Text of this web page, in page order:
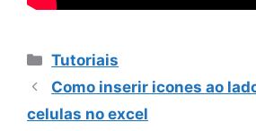
Categorias
Tutoriais
Como inserir icones ao
celulas no excel